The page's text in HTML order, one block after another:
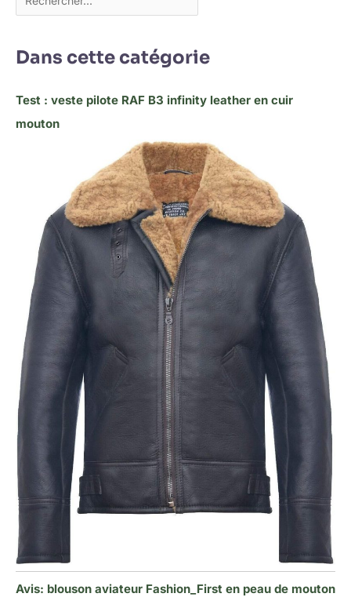
Dans cette catégorie
Test : veste pilote RAF B3 infinity leather en cuir
mouton
Avis: blouson aviateur Fashion_First en peau de mouton